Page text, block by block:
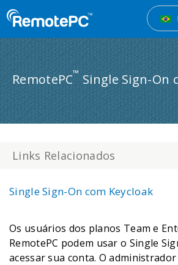
RemotePC™ Single Sign-On
Links Relacionados
Single Sign-On com Keycloak
Os usuários dos planos Team e
RemotePC podem usar o Single
acessar sua conta. O